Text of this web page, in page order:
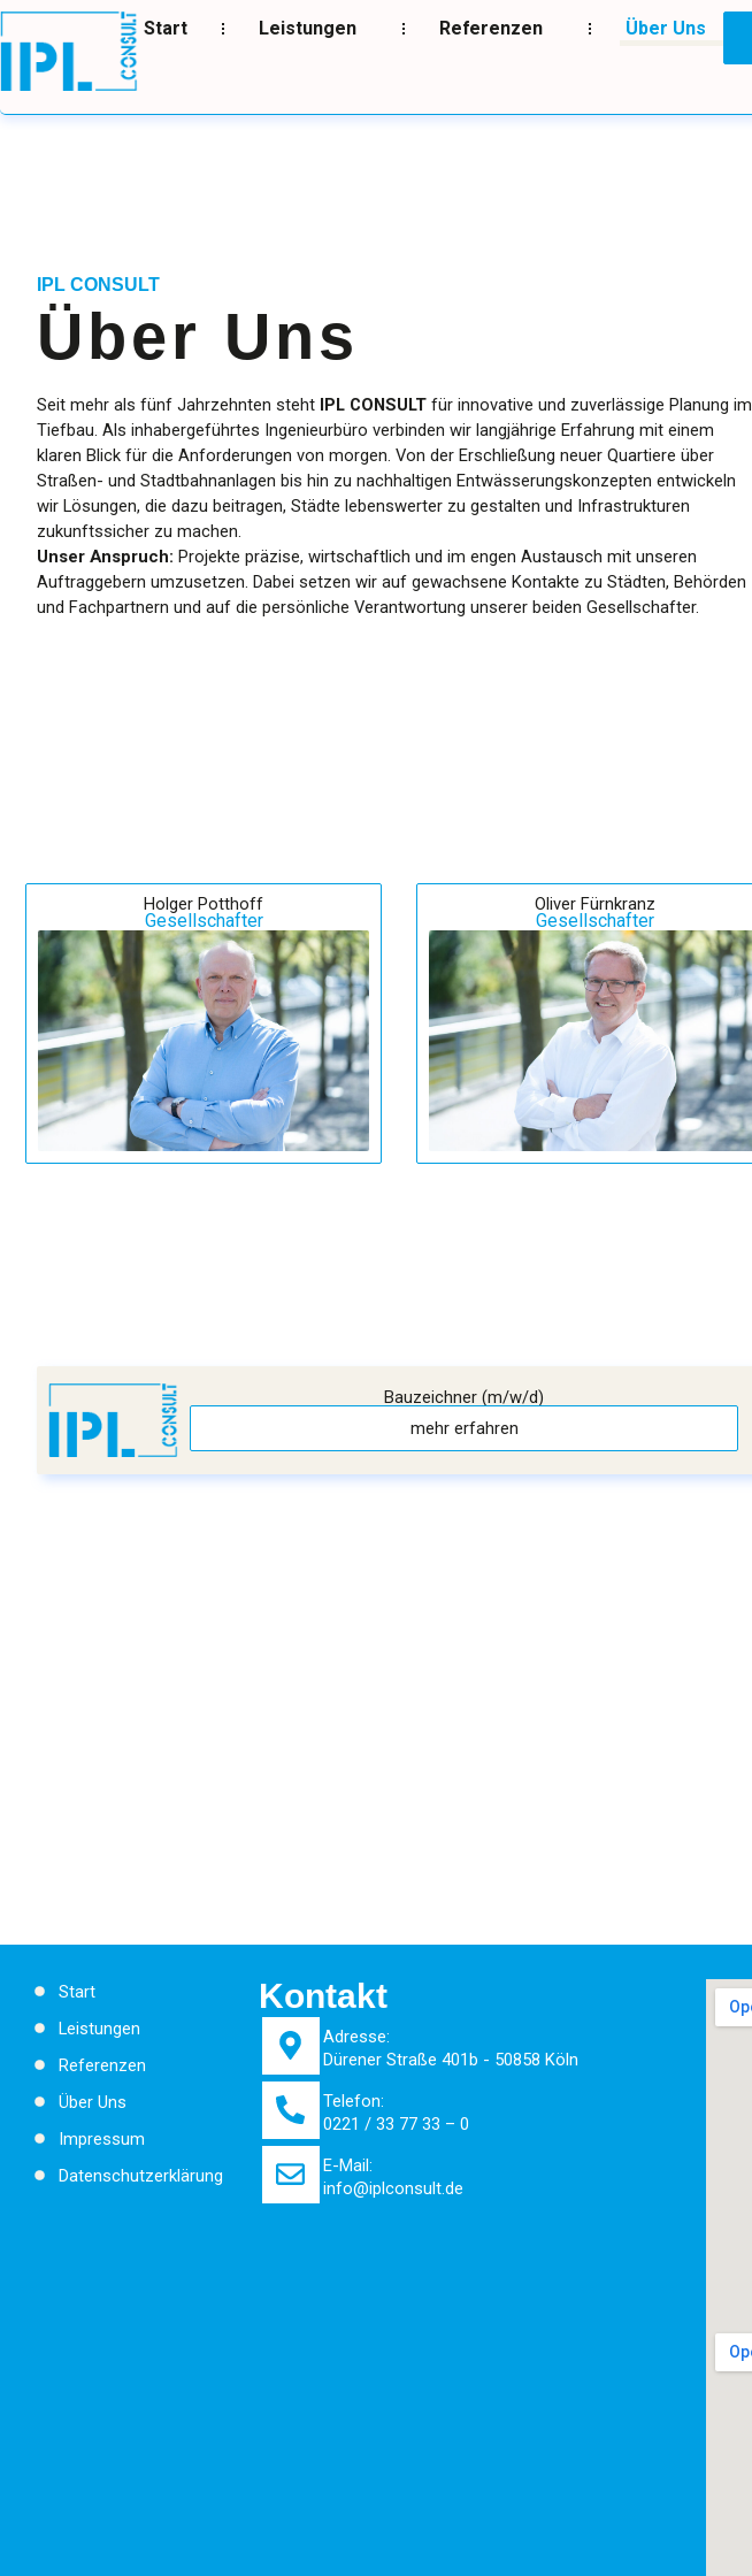
Start Leistungen Referenzen Über Uns
IPL CONSULT
Über Uns
Seit mehr als fünf Jahrzehnten steht IPL CONSULT für innovative und zuverlässige Planung im
Tiefbau. Als inhabergeführtes Ingenieurbüro verbinden wir langjährige Erfahrung mit einem
klaren Blick für die Anforderungen von morgen. Von der Erschließung neuer Quartiere über
Straßen- und Stadtbahnanlagen bis hin zu nachhaltigen Entwässerungskonzepten entwickeln
wir Lösungen, die dazu beitragen, Städte lebenswerter zu gestalten und Infrastrukturen
zukunftssicher zu machen.
Unser Anspruch: Projekte präzise, wirtschaftlich und im engen Austausch mit unseren
Auftraggebern umzusetzen. Dabei setzen wir auf gewachsene Kontakte zu Städten, Behörden
und Fachpartnern und auf die persönliche Verantwortung unserer beiden Gesellschafter.
Holger Potthoff
Gesellschafter
Oliver Fürnkranz
Gesellschafter
Bauzeichner (m/w/d)
mehr erfahren
Start
Leistungen
Referenzen
Über Uns
Impressum
Datenschutzerklärung
Kontakt
Adresse:
Dürener Straße 401b - 50858 Köln
Telefon:
0221 / 33 77 33 – 0
E-Mail:
info@iplconsult.de